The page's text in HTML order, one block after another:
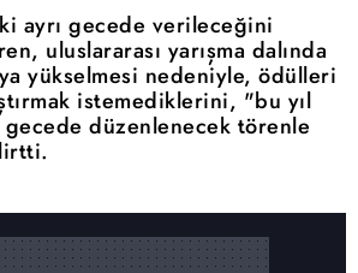
ayrı gecede verileceğini
uluslararası yarışma dalında
yükselmesi nedeniyle, ödülleri
istemediklerini, "bu yıl
düzenlenecek törenle